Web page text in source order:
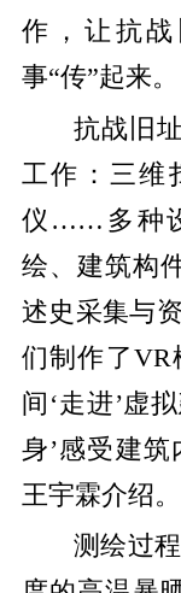
作，让抗
事“传”起来。
抗战旧
工作：三维
仪……多种
绘、建筑构
述史采集与
们制作了VR
间‘走进’虚
身’感受建
王宇霖介绍。
测绘过